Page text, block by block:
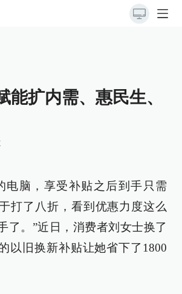
能扩内需、惠民生、
电脑，享受补贴之后到手只需
打了八折，看到优惠力度这么
了。”近日，消费者刘女士换了
以旧换新补贴让她省下了1800